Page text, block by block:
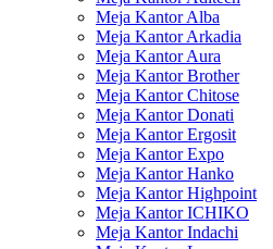
Meja Kantor Alba
Meja Kantor Arkadia
Meja Kantor Aura
Meja Kantor Brother
Meja Kantor Chitose
Meja Kantor Donati
Meja Kantor Ergosit
Meja Kantor Expo
Meja Kantor Hanko
Meja Kantor Highpoint
Meja Kantor ICHIKO
Meja Kantor Indachi